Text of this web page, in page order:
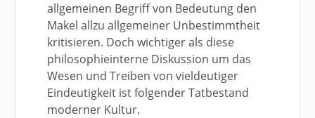
allgemeinen Begriff von Bedeutung den
Makel allzu allgemeiner Unbestimmtheit
kritisieren. Doch wichtiger als diese
philosophieinterne Diskussion um das
Wesen und Treiben von vieldeutiger
Eindeutigkeit ist folgender Tatbestand
moderner Kultur.